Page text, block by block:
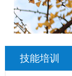
技能培训